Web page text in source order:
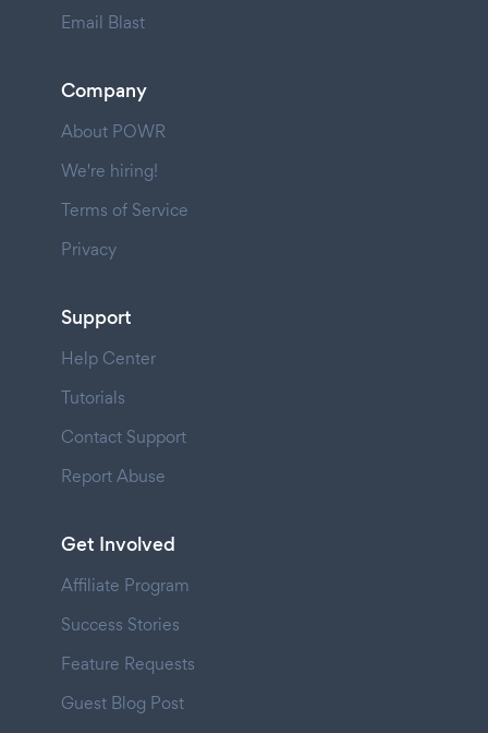
Email Blast
Company
About POWR
We're hiring!
Terms of Service
Privacy
Support
Help Center
Tutorials
Contact Support
Report Abuse
Get Involved
Affiliate Program
Success Stories
Feature Requests
Guest Blog Post